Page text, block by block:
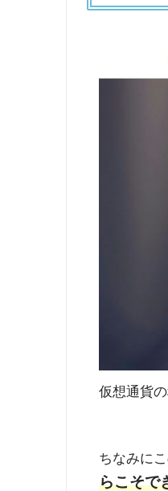
仮想通貨
ちなみに
らこそで